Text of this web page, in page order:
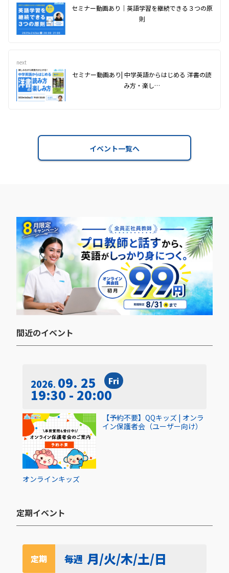
セミナー動画あり｜英語学習を継続できる３つの原
則
next
セミナー動画あり| 中学英語からはじめる 洋書の読
み方・楽し…
イベント一覧へ
間近のイベント​
2026 09. 25 Fri
19:30 - 20:00
オンラインキッズ
【予約不要】QQキッズ | オンラ
イン保護者会（ユーザー向け）
定期イベント​
定期 毎週 月/火/木/土/日